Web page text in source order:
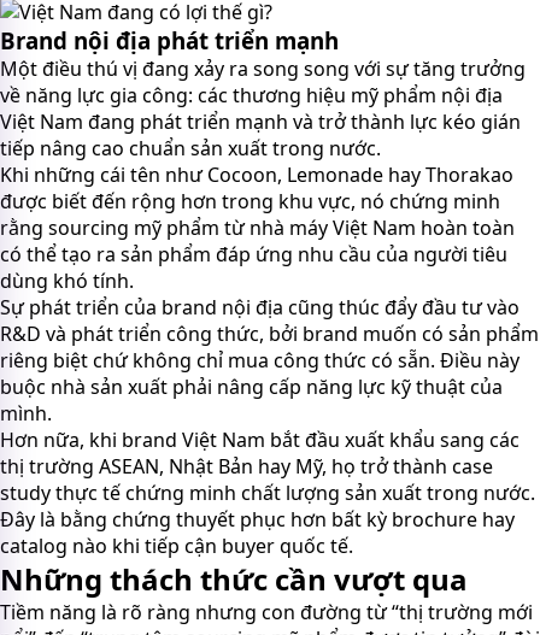
Brand nội địa phát triển mạnh
Một điều thú vị đang xảy ra song song với sự tăng trưởng
về năng lực gia công: các thương hiệu mỹ phẩm nội địa
Việt Nam đang phát triển mạnh và trở thành lực kéo gián
tiếp nâng cao chuẩn sản xuất trong nước.
Khi những cái tên như Cocoon, Lemonade hay Thorakao
được biết đến rộng hơn trong khu vực, nó chứng minh
rằng sourcing mỹ phẩm từ nhà máy Việt Nam hoàn toàn
có thể tạo ra sản phẩm đáp ứng nhu cầu của người tiêu
dùng khó tính.
Sự phát triển của brand nội địa cũng thúc đẩy đầu tư vào
R&D và phát triển công thức, bởi brand muốn có sản phẩm
riêng biệt chứ không chỉ mua công thức có sẵn. Điều này
buộc nhà sản xuất phải nâng cấp năng lực kỹ thuật của
mình.
Hơn nữa, khi brand Việt Nam bắt đầu xuất khẩu sang các
thị trường ASEAN, Nhật Bản hay Mỹ, họ trở thành case
study thực tế chứng minh chất lượng sản xuất trong nước.
Đây là bằng chứng thuyết phục hơn bất kỳ brochure hay
catalog nào khi tiếp cận buyer quốc tế.
Những thách thức cần vượt qua
Tiềm năng là rõ ràng nhưng con đường từ “thị trường mới